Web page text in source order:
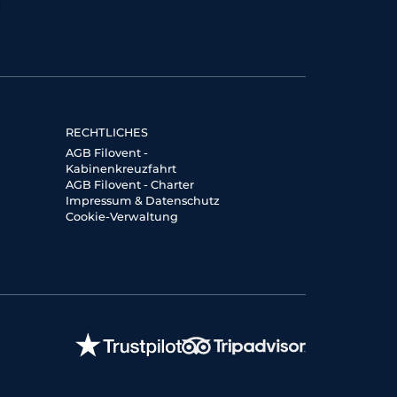
RECHTLICHES
AGB Filovent -
Kabinenkreuzfahrt
AGB Filovent - Charter
Impressum & Datenschutz
Cookie-Verwaltung